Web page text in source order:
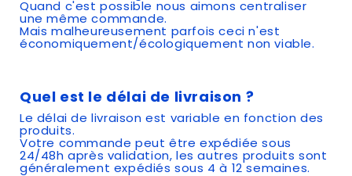
Quand c'est possible nous aimons centraliser
une même commande.
Mais malheureusement parfois ceci n'est
économiquement/écologiquement non viable.
Quel est le délai de livraison ?
Le délai de livraison est variable en fonction des
produits.
Votre commande peut être expédiée sous
24/48h après validation, les autres produits sont
généralement expédiés sous 4 à 12 semaines.